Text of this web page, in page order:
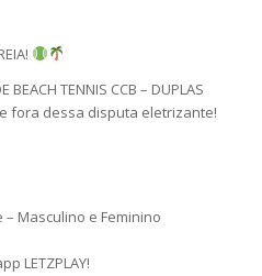
BEACH TENNIS CCB – DUPLAS
fora dessa disputa eletrizante!
– Masculino e Feminino
LETZPLAY!